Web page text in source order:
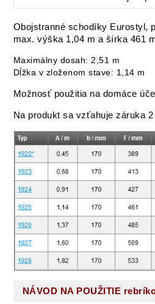
Obojstranné schodíky Eurostyl,
max. výška 1,04 m a šírka 461
Maximálny dosah: 2,51 m
Dĺžka v zloženom stave: 1,14 m
Možnosť použitia na domáce
Na produkt sa vzťahuje záruka 2
NÁVOD NA POUŽITIE